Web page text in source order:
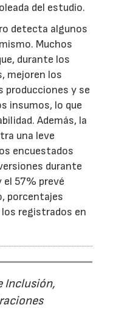
del estudio.
detecta algunos
Muchos
durante los
mejoren los
producciones y se
insumos, lo que
Además, la
una leve
encuestados
durante
57% prevé
porcentajes
registrados en
Inclusión,